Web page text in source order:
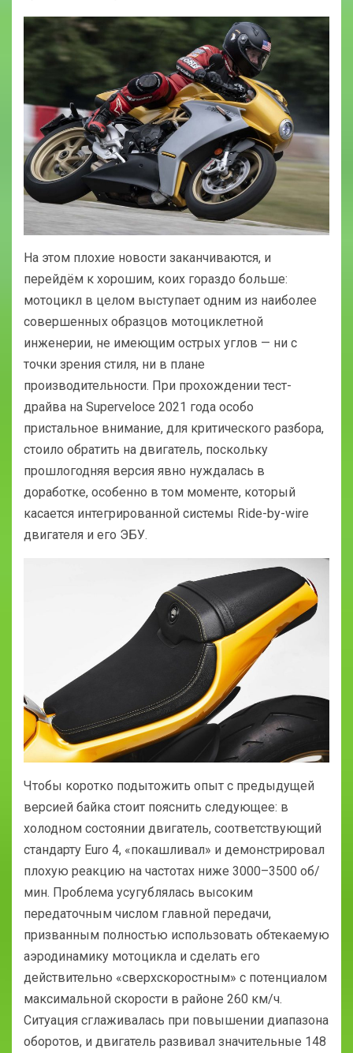
На этом плохие новости заканчиваются, и
перейдём к хорошим, коих гораздо больше:
мотоцикл в целом выступает одним из наиболее
совершенных образцов мотоциклетной
инженерии, не имеющим острых углов — ни с
точки зрения стиля, ни в плане
производительности. При прохождении тест-
драйва на Superveloce 2021 года особо
пристальное внимание, для критического разбора,
стоило обратить на двигатель, поскольку
прошлогодняя версия явно нуждалась в
доработке, особенно в том моменте, который
касается интегрированной системы Ride-by-wire
двигателя и его ЭБУ.
Чтобы коротко подытожить опыт с предыдущей
версией байка стоит пояснить следующее: в
холодном состоянии двигатель, соответствующий
стандарту Euro 4, «покашливал» и демонстрировал
плохую реакцию на частотах ниже 3000–3500 об/
мин. Проблема усугублялась высоким
передаточным числом главной передачи,
призванным полностью использовать обтекаемую
аэродинамику мотоцикла и сделать его
действительно «сверхскоростным» с потенциалом
максимальной скорости в районе 260 км/ч.
Ситуация сглаживалась при повышении диапазона
оборотов, и двигатель развивал значительные 148